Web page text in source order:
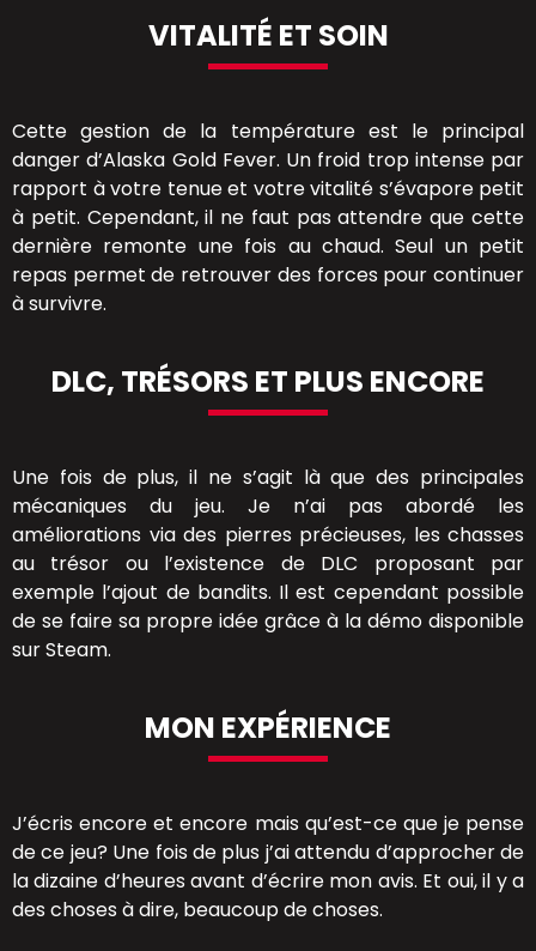
VITALITÉ ET SOIN
Cette gestion de la température est le principal
danger d’Alaska Gold Fever. Un froid trop intense par
rapport à votre tenue et votre vitalité s’évapore petit
à petit. Cependant, il ne faut pas attendre que cette
dernière remonte une fois au chaud. Seul un petit
repas permet de retrouver des forces pour continuer
à survivre.
DLC, TRÉSORS ET PLUS ENCORE
Une fois de plus, il ne s’agit là que des principales
mécaniques du jeu. Je n’ai pas abordé les
améliorations via des pierres précieuses, les chasses
au trésor ou l’existence de DLC proposant par
exemple l’ajout de bandits. Il est cependant possible
de se faire sa propre idée grâce à la démo disponible
sur Steam.
MON EXPÉRIENCE
J’écris encore et encore mais qu’est-ce que je pense
de ce jeu? Une fois de plus j’ai attendu d’approcher de
la dizaine d’heures avant d’écrire mon avis. Et oui, il y a
des choses à dire, beaucoup de choses.